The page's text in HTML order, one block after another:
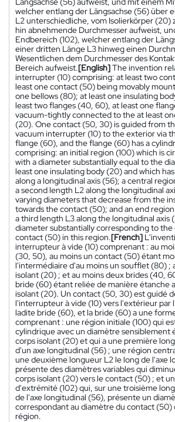
welcher entlang der Längsachse (56) über
L2 unterschiedliche, vom Isolierkörper (20)
hin abnehmende Durchmesser aufweist,
Endbereich (102), welcher entlang der
einer dritten Länge L3 hinweg einen
Wesentlichen dem Durchmesser des
Bereich aufweist.[English]The invention
interrupter (10) comprising: at least two
least one contact (50) being movably
one bellows (80); at least one insulating
least two flanges (40, 60), at least one
vacuum-tightly connected to the at least
(20). One contact (50, 30) is guided from
vacuum interrupter (10) to the exterior via
flange (60), and the flange (60) has a
comprising: an initial region (100) which is
with a diameter substantially equal to the
least one insulating body (20) and which
along a longitudinal axis (56); a central
a second length L2 along the longitudinal
varying diameters that decrease from the
towards the contact (50); and an end
a third length L3 along the longitudinal axis
diameter substantially corresponding to
contact (50) in this region.[French]
interrupteur à vide (10) comprenant : au
(30, 50), au moins un contact (50) étant
l'intermédiaire d'au moins un soufflet (80) ;
isolant (20) ; et au moins deux brides (40,
bride (60) étant reliée de manière étanche
isolant (20). Un contact (50, 30) est guidé
l'interrupteur à vide (10) vers l'extérieur par
ladite bride (60), et la bride (60) a une
comprenant : une région initiale (100) qui
cylindrique avec un diamètre sensiblement
corps isolant (20) et qui a une première
d'un axe longitudinal (56) ; une région
une deuxième longueur L2 le long de l'axe
présente des diamètres variables qui
corps isolant (20) vers le contact (50) ; et
d'extrémité (102) qui, sur une troisième
de l'axe longitudinal (56), présente un
correspondant au diamètre du contact (50)
région.